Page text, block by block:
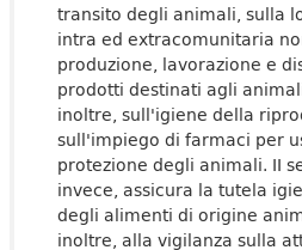
transito degli animali, sulla
intra ed extracomunitaria
produzione, lavorazione e
prodotti destinati agli
inoltre, sull'igiene della
sull'impiego di farmaci per
protezione degli animali. II
invece, assicura la tutela
degli alimenti di origine
inoltre, alla vigilanza sulla